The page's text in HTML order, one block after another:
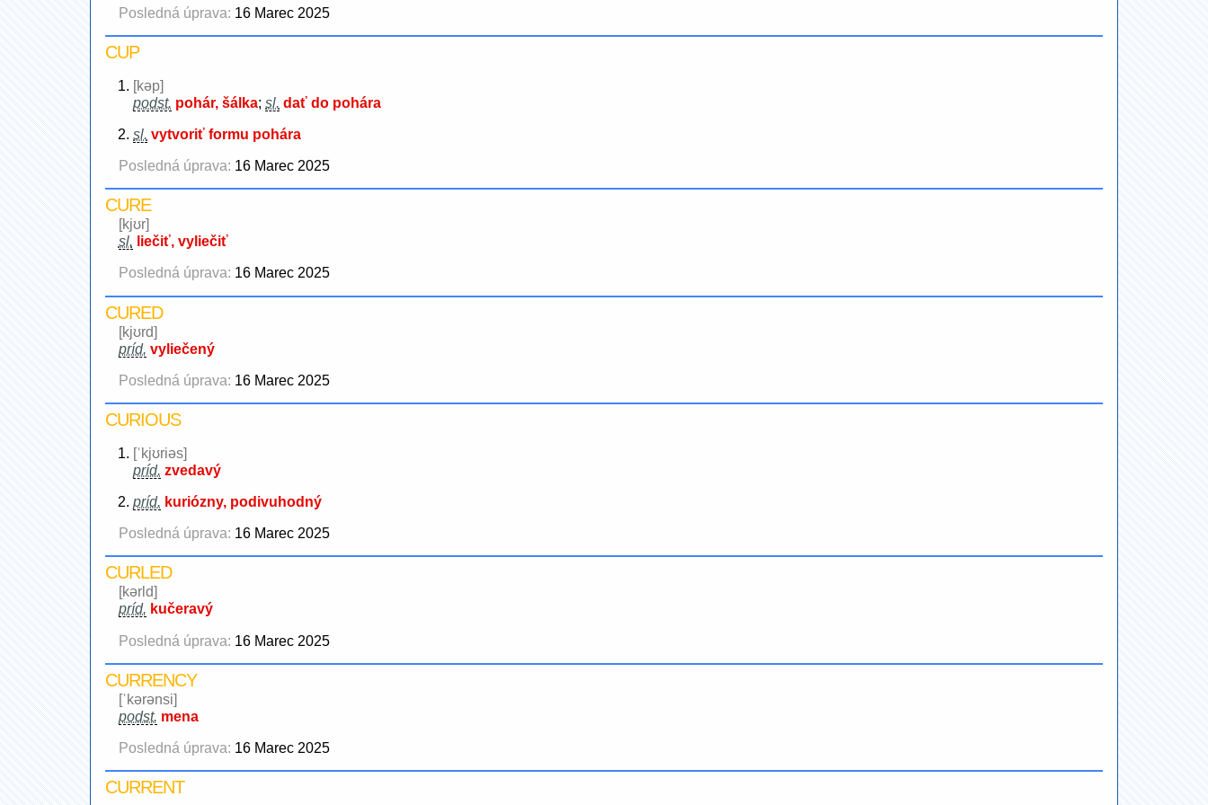
Posledná úprava: 16 Marec 2025
CUP
[kəp]
podst. pohár, šálka;sl. dať do pohára
sl. vytvoriť formu pohára
Posledná úprava: 16 Marec 2025
CURE
[kjʊr]
sl. liečiť, vyliečiť
Posledná úprava: 16 Marec 2025
CURED
[kjʊrd]
príd. vyliečený
Posledná úprava: 16 Marec 2025
CURIOUS
[ˈkjʊriəs]
príd. zvedavý
príd. kuriózny, podivuhodný
Posledná úprava: 16 Marec 2025
CURLED
[kərld]
príd. kučeravý
Posledná úprava: 16 Marec 2025
CURRENCY
[ˈkərənsi]
podst. mena
Posledná úprava: 16 Marec 2025
CURRENT